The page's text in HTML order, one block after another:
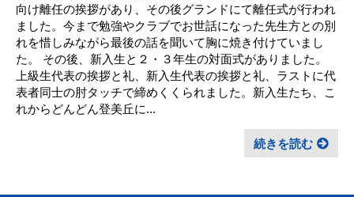
向け離任の挨拶があり、その後グランドにて離任式が行われ
ました。今まで勉強やクラブでお世話になった先生方との別
れを惜しみながら最後の話を聞いて胸に焼き付けていまし
た。 その後、新入生と２・３年生の対面式がありました。
上級生代表の挨拶と礼、新入生代表の挨拶と礼、ラストに代
表者同士の肘タッチで締めくくられました。新入生たち、こ
れからどんどん登美丘に...
続きを読む